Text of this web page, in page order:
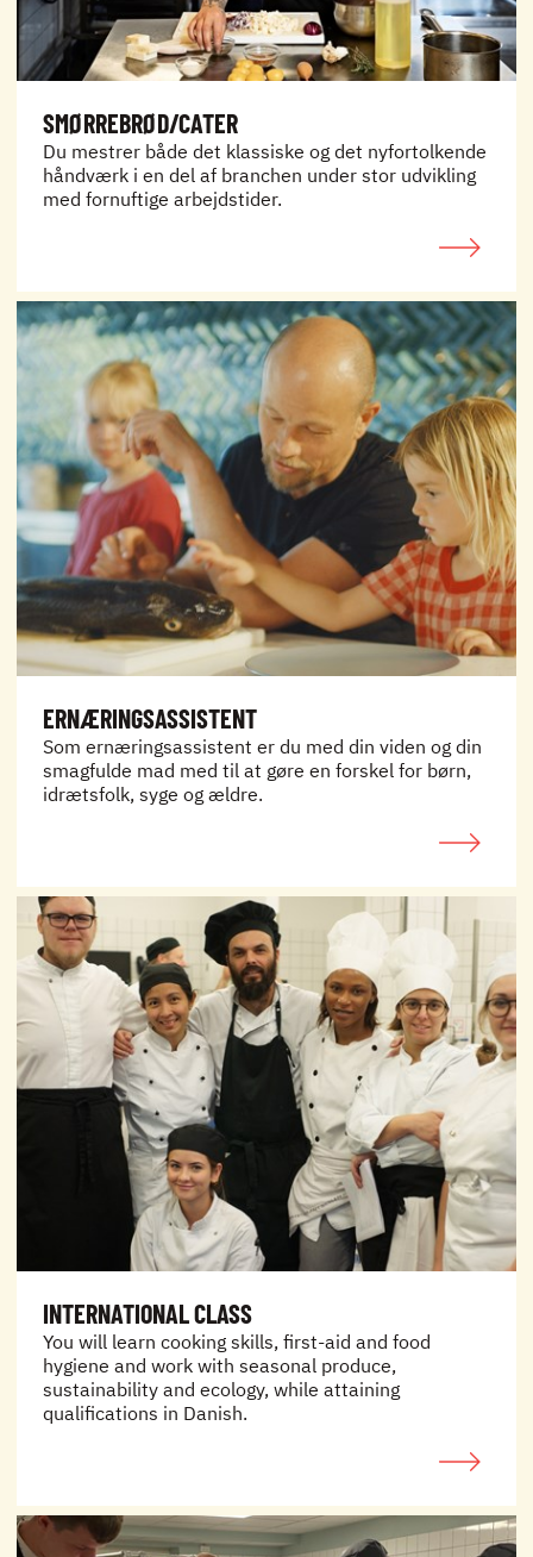
SMØRREBRØD/CATER
Du mestrer både det klassiske og det nyfortolkende
håndværk i en del af branchen under stor udvikling
med fornuftige arbejdstider.
ERNÆRINGSASSISTENT
Som ernæringsassistent er du med din viden og din
smagfulde mad med til at gøre en forskel for børn,
idrætsfolk, syge og ældre.
INTERNATIONAL CLASS
You will learn cooking skills, first-aid and food
hygiene and work with seasonal produce,
sustainability and ecology, while attaining
qualifications in Danish.